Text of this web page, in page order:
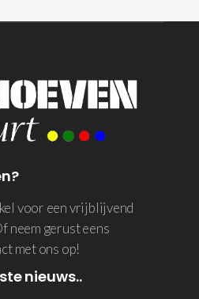
voor een vrijblijvend
neem gerust eens
met ons op!
nieuws..